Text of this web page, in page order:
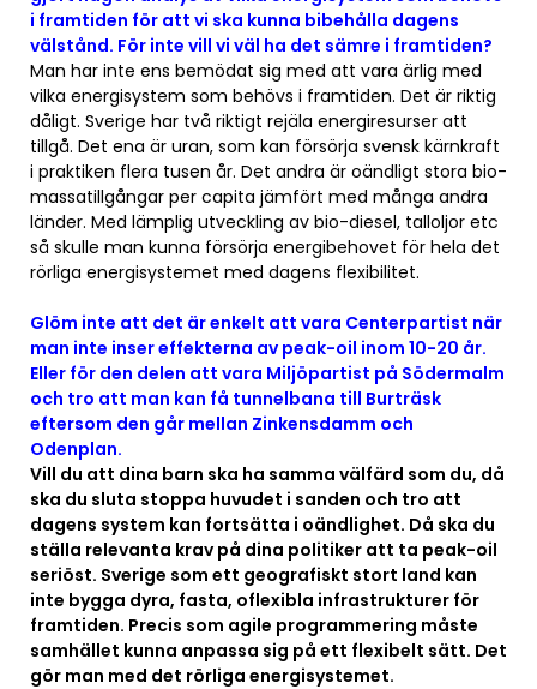
i framtiden för att vi ska kunna bibehålla dagens
välstånd. För inte vill vi väl ha det sämre i framtiden?
Man har inte ens bemödat sig med att vara ärlig med
vilka energisystem som behövs i framtiden. Det är riktig
dåligt. Sverige har två riktigt rejäla energiresurser att
tillgå. Det ena är uran, som kan försörja svensk kärnkraft
i praktiken flera tusen år. Det andra är oändligt stora bio-
massatillgångar per capita jämfört med många andra
länder. Med lämplig utveckling av bio-diesel, talloljor etc
så skulle man kunna försörja energibehovet för hela det
rörliga energisystemet med dagens flexibilitet.
Glöm inte att det är enkelt att vara Centerpartist när
man inte inser effekterna av peak-oil inom 10-20 år.
Eller för den delen att vara Miljöpartist på Södermalm
och tro att man kan få tunnelbana till Burträsk
eftersom den går mellan Zinkensdamm och
Odenplan.
Vill du att dina barn ska ha samma välfärd som du, då
ska du sluta stoppa huvudet i sanden och tro att
dagens system kan fortsätta i oändlighet. Då ska du
ställa relevanta krav på dina politiker att ta peak-oil
seriöst. Sverige som ett geografiskt stort land kan
inte bygga dyra, fasta, oflexibla infrastrukturer för
framtiden. Precis som agile programmering måste
samhället kunna anpassa sig på ett flexibelt sätt. Det
gör man med det rörliga energisystemet.